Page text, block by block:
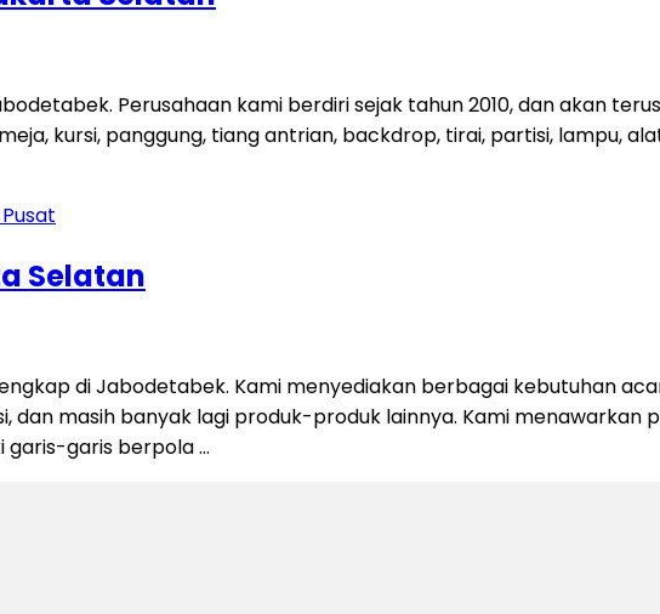
Perusahaan kami berdiri sejak tahun 2010, dan akan
kursi, panggung, tiang antrian, backdrop, tirai, partisi, lampu,
Selatan
di Jabodetabek. Kami menyediakan berbagai kebutuhan
dan masih banyak lagi produk-produk lainnya. Kami menawarkan
garis-garis berpola …